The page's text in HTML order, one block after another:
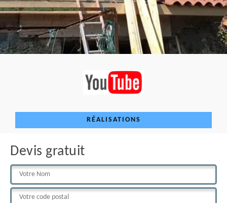
RÉALISATIONS
Devis gratuit